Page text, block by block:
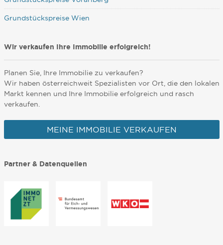
Grundstückspreise Wien
Wir verkaufen Ihre Immobilie erfolgreich!
Planen Sie, Ihre Immobilie zu verkaufen?
Wir haben österreichweit Spezialisten vor Ort, die den lokalen
Markt kennen und Ihre Immobilie erfolgreich und rasch
verkaufen.
MEINE IMMOBILIE VERKAUFEN
Partner & Datenquellen